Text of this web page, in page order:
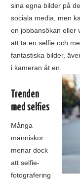
sina egna bilder på
sociala media, men
en jobbansökan eller
att ta en selfie och
fantastiska bilder,
i kameran åt en.
Trenden
med selfies
Många
människor
menar dock
att selfie-
fotografering